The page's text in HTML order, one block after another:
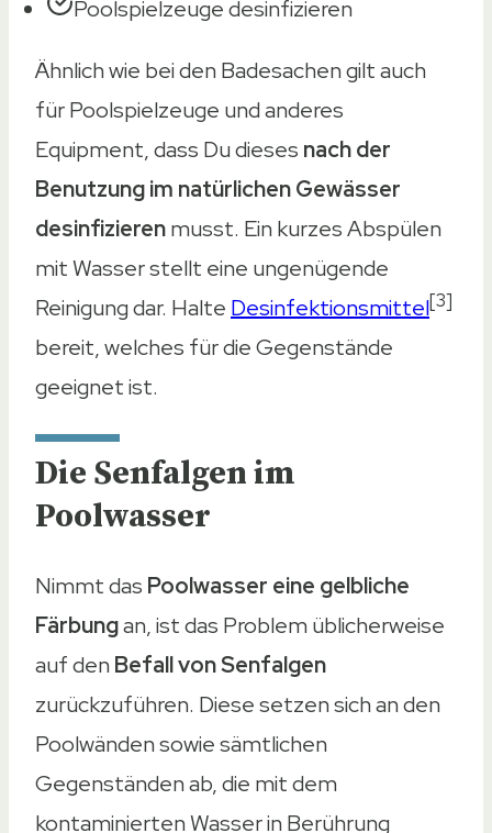
Poolspielzeuge desinfizieren
Ähnlich wie bei den Badesachen gilt auch
für Poolspielzeuge und anderes
Equipment, dass Du dieses nach der
Benutzung im natürlichen Gewässer
desinfizierenmusst. Ein kurzes Abspülen
mit Wasser stellt eine ungenügende
Reinigung dar. Halte Desinfektionsmittel[3]
bereit, welches für die Gegenstände
geeignet ist.
Die Senfalgen im
Poolwasser
Nimmt das Poolwasser eine gelbliche
Färbungan, ist das Problem üblicherweise
auf denBefall von Senfalgen
zurückzuführen. Diese setzen sich an den
Poolwänden sowie sämtlichen
Gegenständen ab, die mit dem
kontaminierten Wasser in Berührung